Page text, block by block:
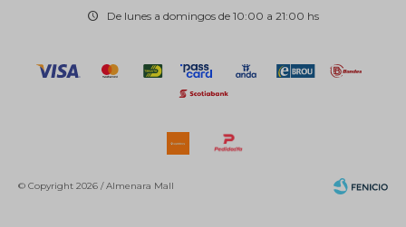
De lunes a domingos de 10:00 a 21:00 hs
© Copyright 2026 / Almenara Mall